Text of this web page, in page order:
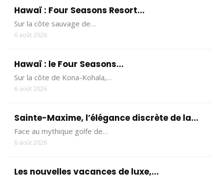
Hawaï : Four Seasons Resort...
Sur la côte sauvage de…
6 août 2026
Hawaï : le Four Seasons...
Sur la côte de Kona-Kohala,…
6 août 2026
Sainte-Maxime, l’élégance discrète de la...
Face au mythique golfe de…
6 août 2026
Les nouvelles vacances de luxe,...